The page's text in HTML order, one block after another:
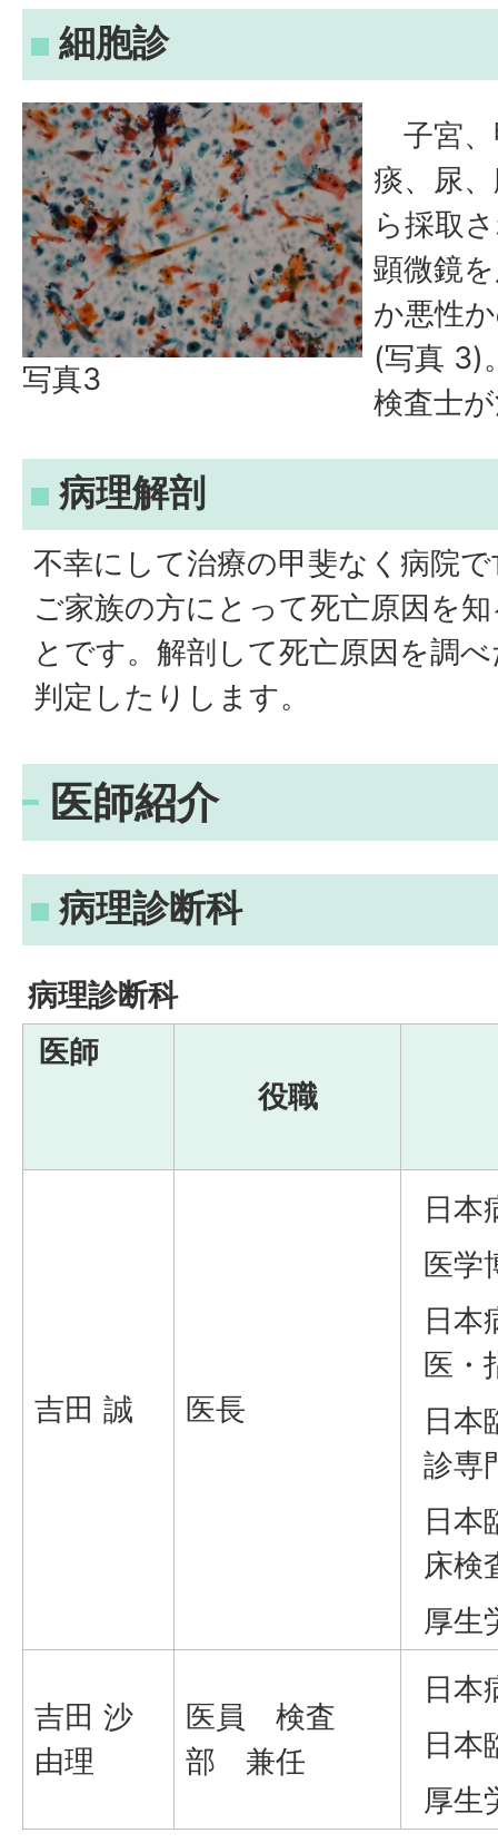
細胞診
写真3
子宮、
痰、尿
ら採取
顕微鏡
か悪性
(写真 3)
検査士
病理解剖
不幸にして治療の甲斐なく病院
ご家族の方にとって死亡原因を
とです。解剖して死亡原因を調
判定したりします。
医師紹介
病理診断科
病理診断科
医師
役職
吉田 誠 医長
日本
医学
日
医・
日
診専
日
床検
厚生
吉田 沙
由理
医員 検査
部 兼任
日本
日本
厚生